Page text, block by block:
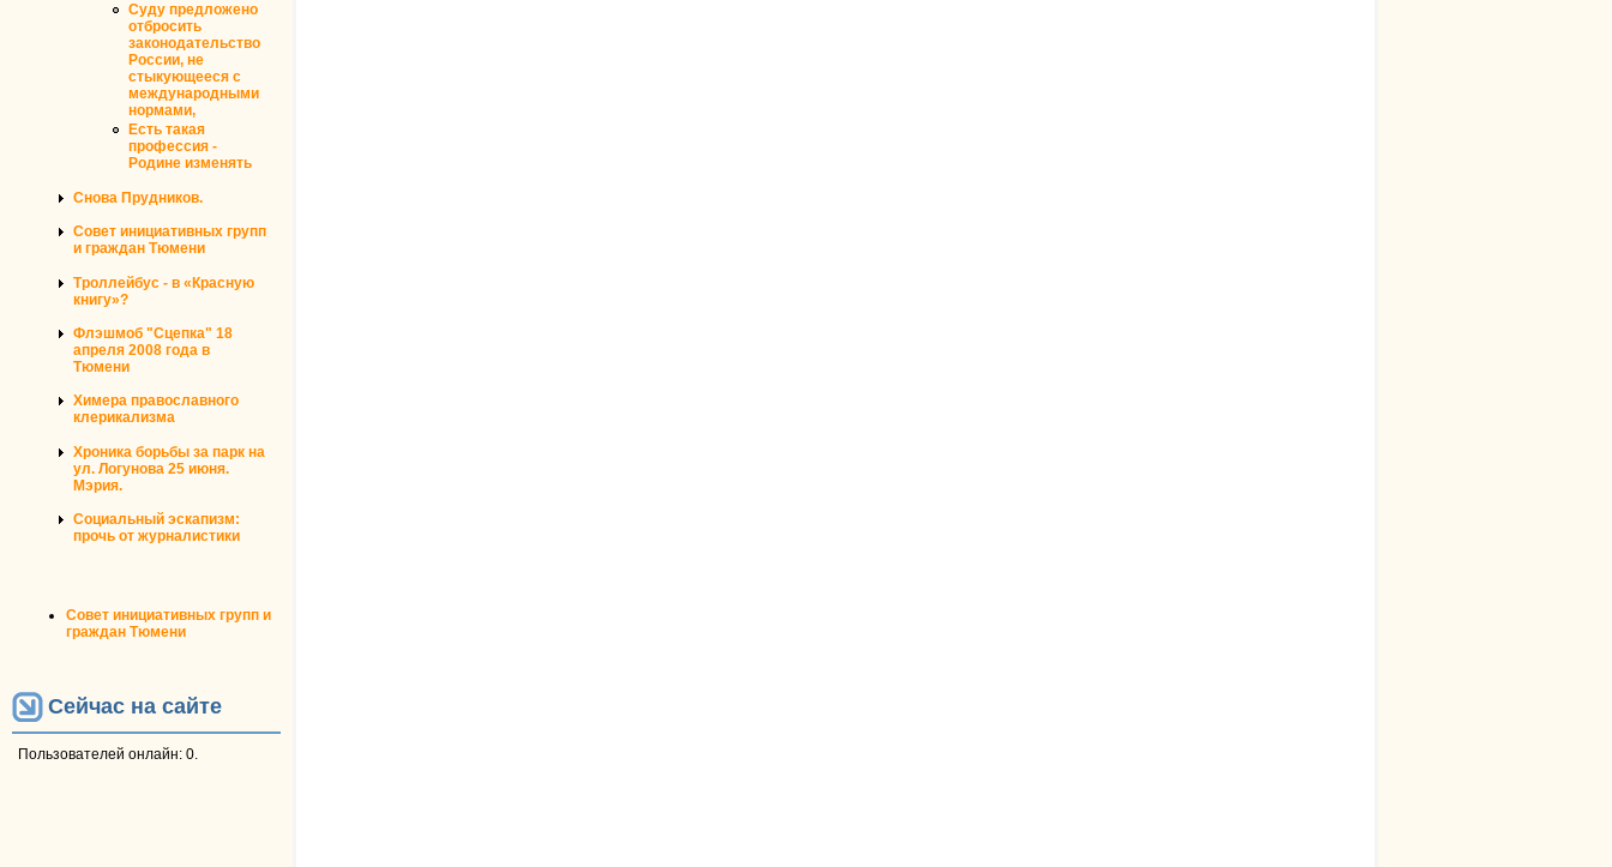
Суду предложено
отбросить
законодательство
России, не
стыкующееся с
международными
нормами,
Есть такая
профессия -
Родине изменять
Снова Прудников.
Совет инициативных групп
и граждан Тюмени
Троллейбус - в «Красную
книгу»?
Флэшмоб "Сцепка" 18
апреля 2008 года в
Тюмени
Химера православного
клерикализма
Хроника борьбы за парк на
ул. Логунова 25 июня.
Мэрия.
Социальный эскапизм:
прочь от журналистики
Совет инициативных групп и
граждан Тюмени
Сейчас на сайте
Пользователей онлайн: 0.